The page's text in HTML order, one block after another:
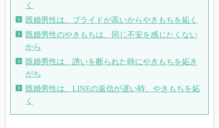
く
既婚男性は、プライドが高いからやきもちを妬く
既婚男性のやきもちは、同じ不安を感じたくない
から
既婚男性は、誘いを断られた時にやきもちを妬き
がち
既婚男性は、LINEの返信が遅い時、やきもちを妬
く